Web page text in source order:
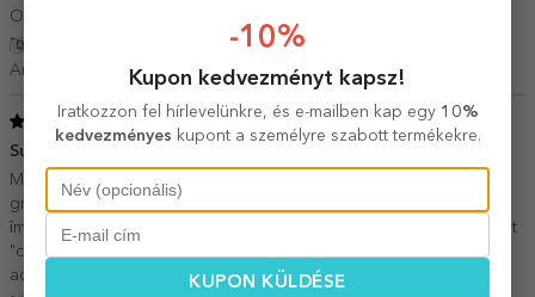
O alegere inspirata pentru cei pasionati de bucatarie
Ana,
5
Super dragut
Mi-am făcut singura cadou această mică agendă... Aveam o
gramadă de rețete "furate" de pe la bunici sau cunoștințe și erau
împrăștiate peste tot... Deja am început să le adun în acest minunat
"carnețel"! Merită fiecare bănuț!!!! P. S. Foarte rapid a ajuns coletul
acasă!
-10%
Kupon kedvezményt kapsz!
Iratkozzon fel hírlevelünkre, és e-mailben kap egy 10%
kedvezményes kupont a személyre szabott termékekre.
KUPON KÜLDÉSE